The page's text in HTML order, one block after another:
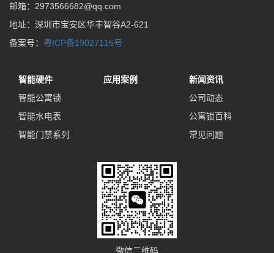
邮箱：2973566682@qq.com
地址：深圳市宝安区华丰智谷A2-621
备案号： 粤ICP备19027115号
智能硬件
智能公寓锁
智能水电表
智能门禁系列
应用案例
新闻资讯
公司动态
公寓锁百科
常见问题
微信二维码